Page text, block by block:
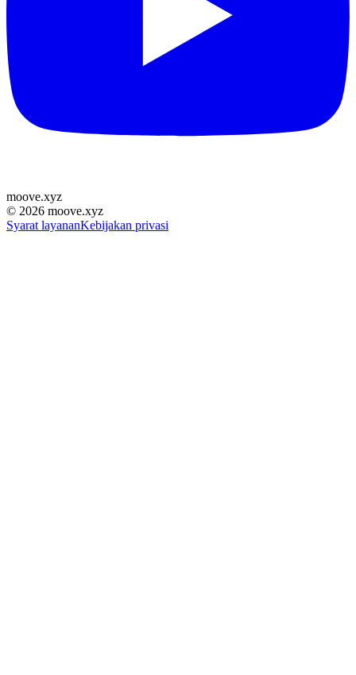
moove.xyz
© 2026 moove.xyz
Syarat layananKebijakan privasi